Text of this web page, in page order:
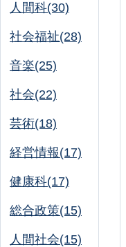
人間科(30)
社会福祉(28)
音楽(25)
社会(22)
芸術(18)
経営情報(17)
健康科(17)
総合政策(15)
人間社会(15)